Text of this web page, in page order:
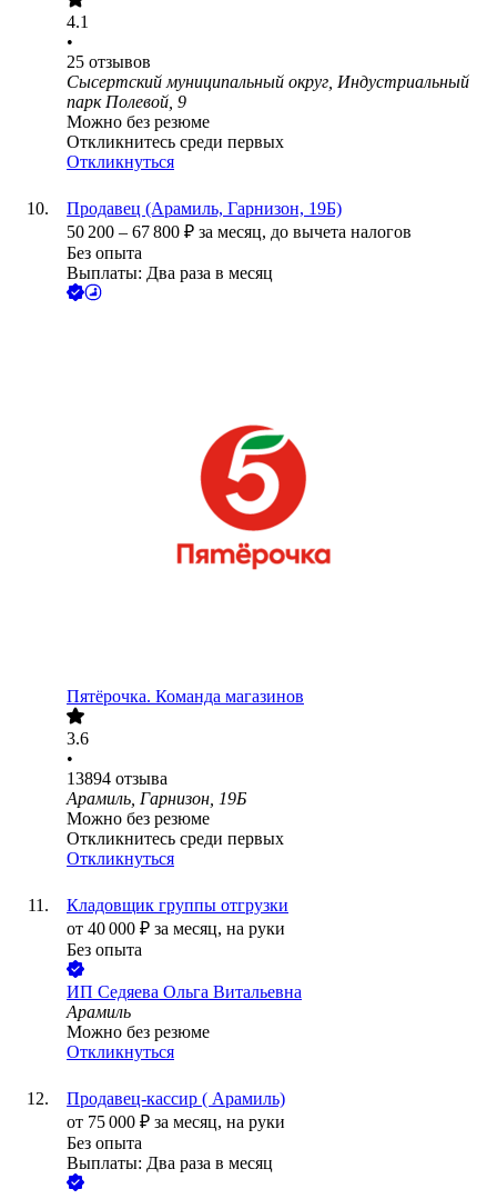
4.1
•
25 отзывов
Сысертский муниципальный округ, Индустриальный
парк Полевой, 9
Можно без резюме
Откликнитесь среди первых
Откликнуться
Продавец (Арамиль, Гарнизон, 19Б)
50 200 – 67 800 ₽ за месяц, до вычета налогов
Без опыта
Выплаты: Два раза в месяц
Пятёрочка. Команда магазинов
3.6
•
13894 отзыва
Арамиль, Гарнизон, 19Б
Можно без резюме
Откликнитесь среди первых
Откликнуться
Кладовщик группы отгрузки
от 40 000 ₽ за месяц, на руки
Без опыта
ИП Седяева Ольга Витальевна
Арамиль
Можно без резюме
Откликнуться
Продавец-кассир ( Арамиль)
от 75 000 ₽ за месяц, на руки
Без опыта
Выплаты: Два раза в месяц